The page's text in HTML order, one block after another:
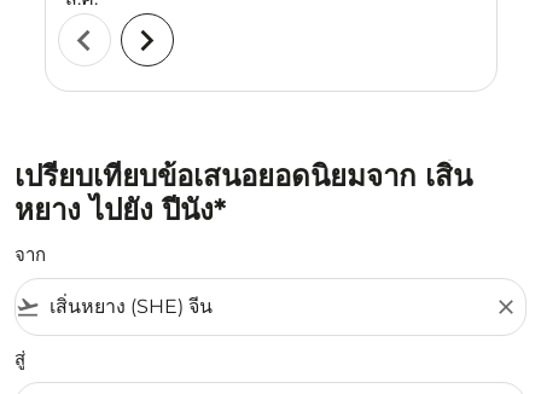
chevron_left chevron_right
เปรียบเทียบข้อเสนอยอดนิยมจาก เสิ่น
หยาง ไปยัง ปีนัง*
จาก
flight_takeoff close
สู่